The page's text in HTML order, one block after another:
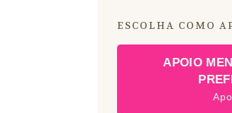
ESCOLHA COMO
APOIO